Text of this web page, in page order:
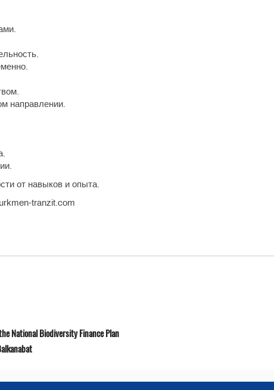
направлении.
от навыков и опыта.
tranzit.com
National Biodiversity Finance Plan